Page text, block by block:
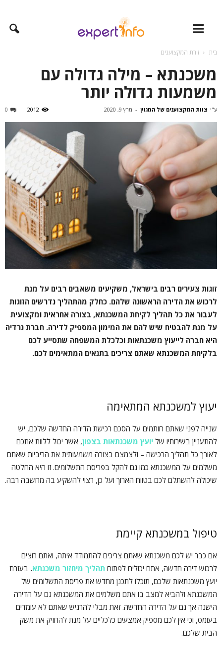
בית זירת המקצוענים
משכנתא – מילה גדולה עם
משמעות גדולה יותר
ע"י צוות המקצוענים של המגזין - מרץ 9, 2020 0 2012
זוגות צעירים רבים בישראל, משקיעים משאבים רבים על מנת
לרכוש את הדירה הראשונה שלהם. כחלק מהתהליך נדרשים הזוגות
לעבור את כל תהליך לקיחת המשכנתא, בצורה אחראית ומקצועית
על מנת להבטיח שיש להם את המימון המספיק לדירה. חברת נרדיה
היא חברה לייעוץ משכנתאות וכלכלת המשפחה שתסייע לכם
בלקיחת המשכנתא שאתם צריכים בתנאים המתאימים לכם.
יעוץ למשכנתא המתאימה
שנייה לפני שאתם חותמים על הסכם רכישת הדירה החדשה שלכם, יש
להתעניין בשירותיו של יועץ משכנתאות בצפון, אשר יכול ללוות אתכם
לאורך כל תהליך הרכישה – ולצמצם בצורה משמעותית את הריביות שאתם
משלמים על המשכנתא כמו גם להקל בפריסת התשלומים. זו היא החלטה
שיכולה להשתלם לכם בטווח הארוך ועל כן, רצוי להשקיע בה מחשבה רבה.
טיפול במשכנתא קיימת
אם כבר יש לכם משכנתא שאתם צריכים להתמודד איתה, ואתם רוצים
לרכוש דירה חדשה, אתם יכולים לפתוח תהליך מיחזור משכנתא. בעזרת
יועץ משכנתאות שלכם, תוכלו לתכנן מחדש את פריסת התשלומים של
המשכנתא ולהביא למצב בו אתם משלמים את המשכנתא גם על הדירה
הישנה אך גם על הדירה החדשה. זאת מבלי להרגיש שאתם לא עומדים
בעומס, וכי אין לכם מספיק אמצעים כלכליים על מנת להחזיק את משק
הבית שלכם.